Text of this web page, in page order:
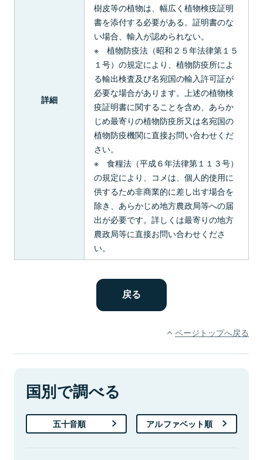
詳細
樹皮等の植物は、幅広く植物検疫証明
書を添付する必要がある。証明書のな
い場合、輸入が認められない。
※ 植物防疫法（昭和２５年法律第１５
１号）の規定により、植物防疫所によ
る輸出検査及び名宛国の輸入許可証が
必要な場合があります。上述の植物検
疫証明書に関することを含め、あらか
じめ最寄りの植物防疫所又は名宛国の
植物防疫機関に直接お問い合わせくだ
さい。
※ 食糧法（平成６年法律第１１３号）
の規定により、コメは、個人的使用に
供するため非商業的に差し出す場合を
除き、あらかじめ地方農政局等への届
出が必要です。詳しくは最寄りの地方
農政局等に直接お問い合わせくださ
い。
ページトップへ戻る
国別で調べる
五十音順 アルファベット順